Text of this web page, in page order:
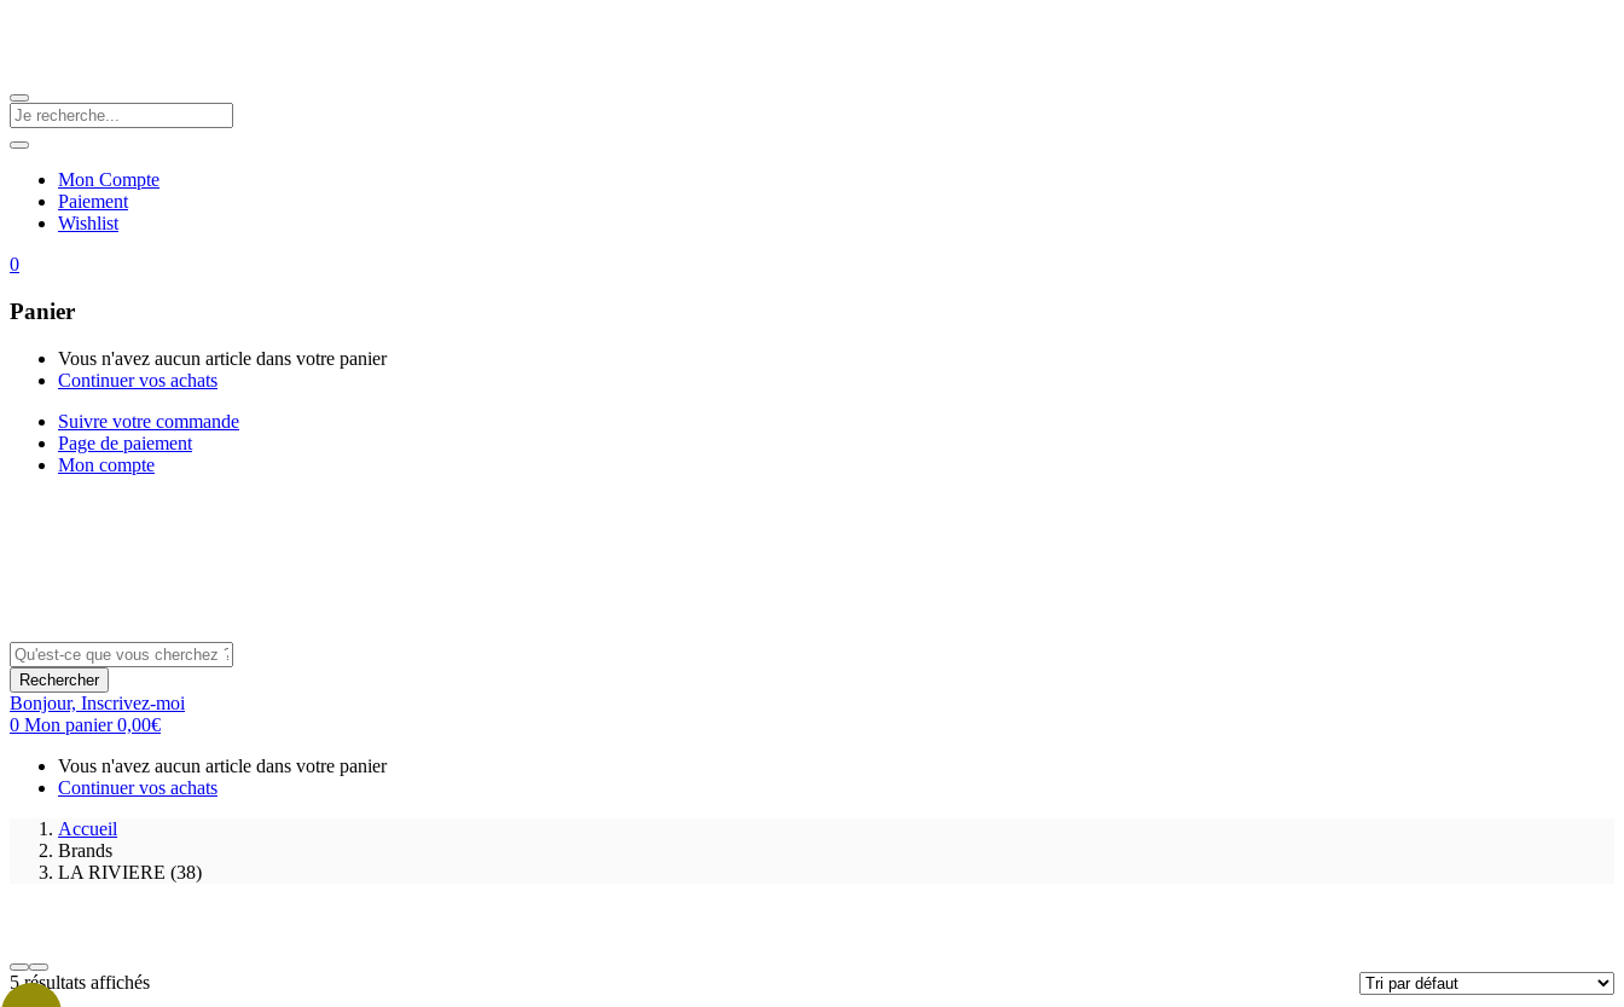
Mon Compte
Paiement
Wishlist
0
Panier
Vous n'avez aucun article dans votre panier
Continuer vos achats
Suivre votre commande
Page de paiement
Mon compte
Rechercher
Bonjour, Inscrivez-moi
0 Mon panier0,00€
Vous n'avez aucun article dans votre panier
Continuer vos achats
Accueil
Brands
LA RIVIERE (38)
5 résultats affichés